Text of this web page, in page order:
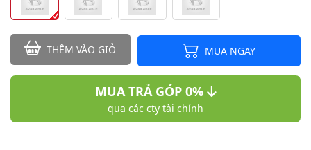
THÊM VÀO GIỎ MUA NGAY
MUA TRẢ GÓP 0%
qua các cty tài chính